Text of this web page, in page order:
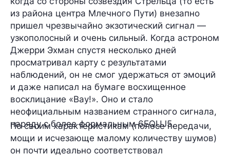
из района центра Млечного Пути) внезапно
пришел чрезвычайно экзотический сигнал —
узкополосный и очень сильный. Когда астроном
Джерри Эхман спустя несколько дней
просматривал карту с результатами
наблюдений, он не смог удержаться от эмоций
и даже написал на бумаге восхищенное
восклицание «Вау!». Оно и стало
неофициальным названием странного сигнала,
наряду с более формальным6EQUJ5.
По своим характеристикам (полосе передачи,
мощи и исчезающе малому количеству шумов)
он почти идеально соответствовал